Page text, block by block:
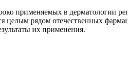
применяемых в дерматологии
целым рядом отечественных
их применения.